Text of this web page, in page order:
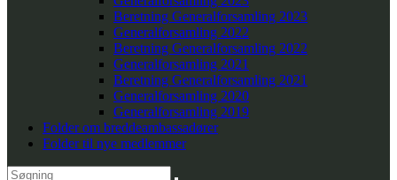
Beretning Generalforsamling 2023
Generalforsamling 2022
Beretning Generalforsamling 2022
Generalforsamling 2021
Beretning Generalforsamling 2021
Generalforsamling 2020
Generalforsamling 2019
Folder om breddeambassadører
Folder til nye medlemmer